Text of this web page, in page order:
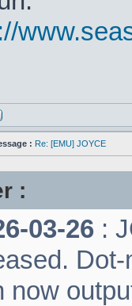
: Re: [EMU] JOYCE
:
03-26 :
now